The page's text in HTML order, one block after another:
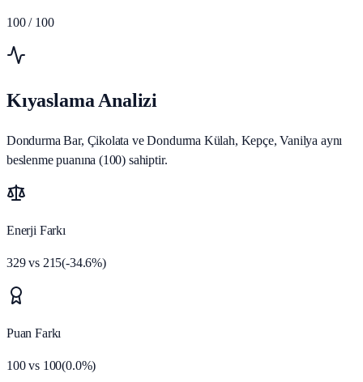
100 / 100
Kıyaslama Analizi
Dondurma Bar, Çikolata ve Dondurma Külah, Kepçe, Vanilya aynı
beslenme puanına (100) sahiptir.
Enerji Farkı
329vs 215(-34.6%)
Puan Farkı
100vs 100(0.0%)